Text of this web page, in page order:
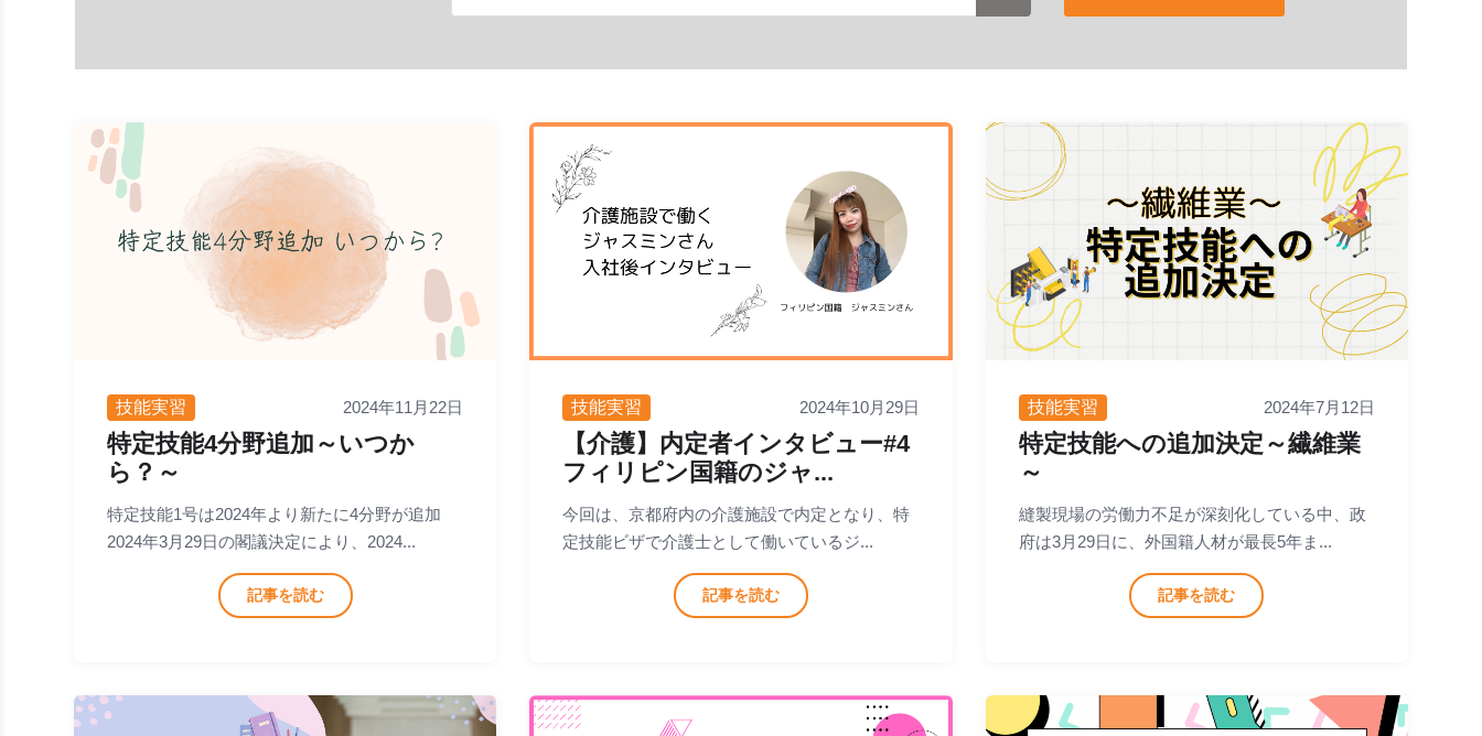
技能実習 2024年11月22日
特定技能4分野追加～いつか
ら？～
特定技能1号は2024年より新たに4分野が追加
2024年3月29日の閣議決定により、2024...
記事を読む
技能実習 2024年10月29日
【介護】内定者インタビュー#4
フィリピン国籍のジャ...
今回は、京都府内の介護施設で内定となり、特
定技能ビザで介護士として働いているジ...
記事を読む
技能実習 2024年7月12日
特定技能への追加決定～繊維業
～
縫製現場の労働力不足が深刻化している中、政
府は3月29日に、外国籍人材が最長5年ま...
記事を読む